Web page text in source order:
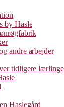
by Hasle
andre arbejder
tidligere lærlinge
Haslegård